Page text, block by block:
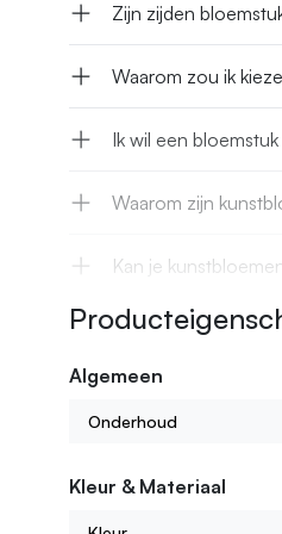
Zijn zijden
Waarom zou ik
Ik wil een
Waarom zijn
Kan je
Hoe lang gaan jullie
Algemeen
Onderhoud
Kleur & Materiaal